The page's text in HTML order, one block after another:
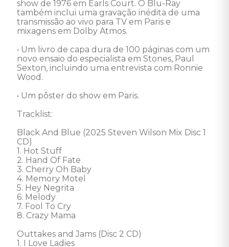
show de 1976 em Earls Court. O Blu-Ray
também inclui uma gravação inédita de uma
transmissão ao vivo para TV em Paris e
mixagens em Dolby Atmos.
• Um livro de capa dura de 100 páginas com um
novo ensaio do especialista em Stones, Paul
Sexton, incluindo uma entrevista com Ronnie
Wood.
• Um pôster do show em Paris.
Tracklist:
Black And Blue (2025 Steven Wilson Mix Disc 1
CD)
1. Hot Stuff
2. Hand Of Fate
3. Cherry Oh Baby
4. Memory Motel
5. Hey Negrita
6. Melody
7. Fool To Cry
8. Crazy Mama
Outtakes and Jams (Disc 2 CD)
1. I Love Ladies